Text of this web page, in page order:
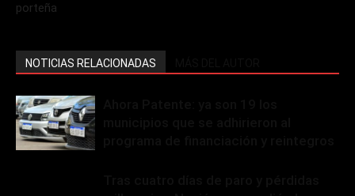
porteña
NOTICIAS RELACIONADAS